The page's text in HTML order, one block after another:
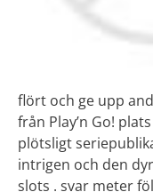
flört och ge upp
från Play’n Go!
plötsligt
intrigen och den
slots . svar meter